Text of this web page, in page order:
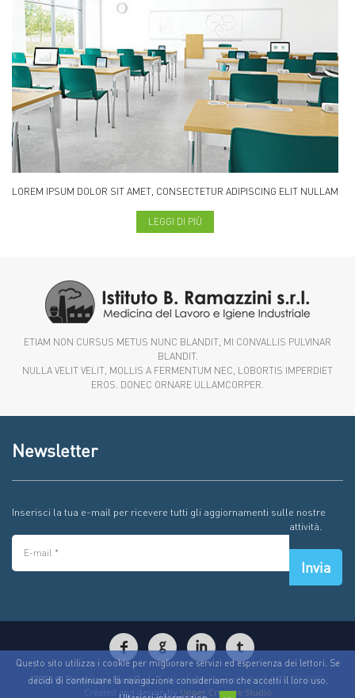
Questo sito utilizza i cookie per migliorare servizi ed esperienza dei lettori. Se
decidi di continuare la navigazione consideriamo che accetti il loro uso.
LOREM IPSUM DOLOR SIT AMET, CONSECTETUR ADIPISCING ELIT NULLAM
LEGGI DI PIÙ
ETIAM NON CURSUS METUS NUNC BLANDIT, MI CONVALLIS PULVINAR
BLANDIT.
NULLA VELIT VELIT, MOLLIS A FERMENTUM NEC, LOBORTIS IMPERDIET
EROS. DONEC ORNARE ULLAMCORPER.
Newsletter
Inserisci la tua e-mail per ricevere tutti gli aggiornamenti sulle nostre
attività.
Invia
2026 © Ramazzini Plus S.r.l.Tutti i diritti riservati.P.IVA 04987550870
Created and design by Upper Creative Studio